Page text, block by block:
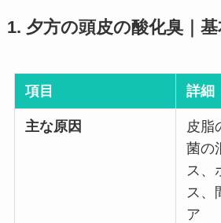
1. 夕方の頭皮の酸化臭｜
項目 詳細
主な原因
皮脂
菌の
ス、
ス、
ア